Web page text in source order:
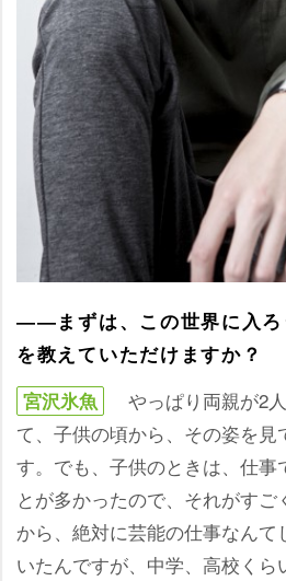
――まずは、この世界に入ろ
を教えていただけますか？
宮沢氷魚
っぱり両親が2人
て、子供の頃から、その姿を見
す。でも、子供のときは、仕事
とが多かったので、それがす
から、絶対に芸能の仕事なんて
いたんですが、中学、高校く